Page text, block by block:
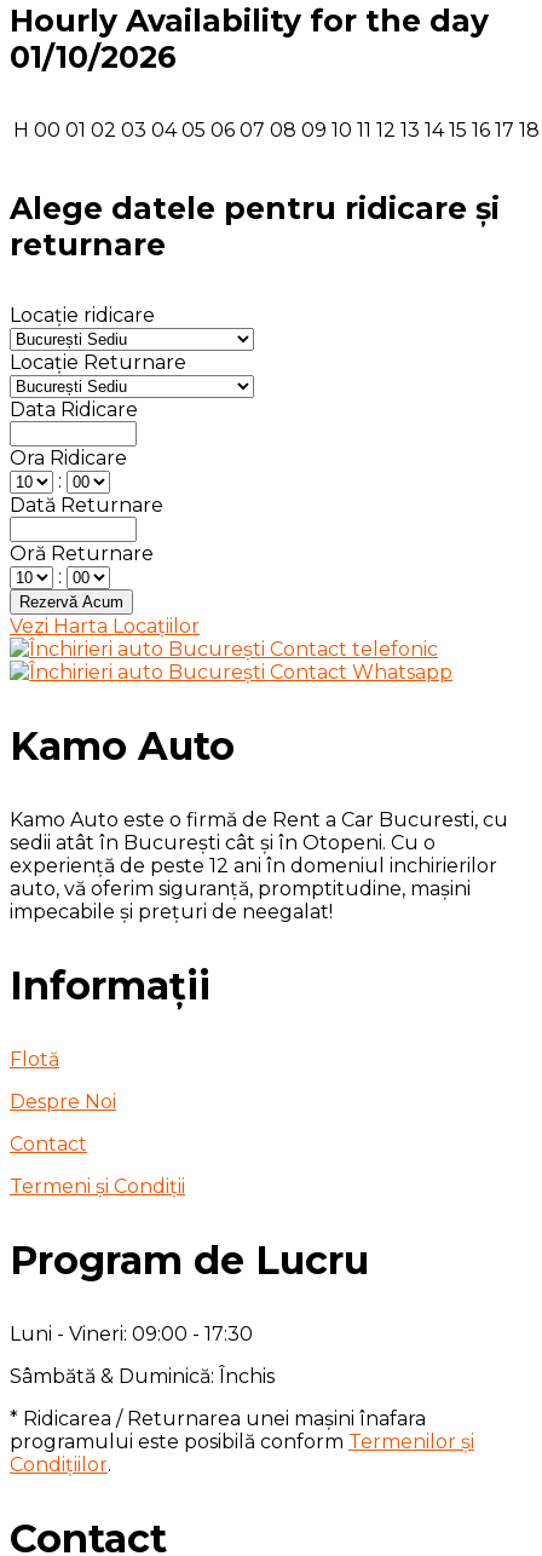
Hourly Availability for the day
01/10/2026
H 00 01 02 03 04 05 06 07 08 09 10 11 12 13 14 15 16 17 18
Alege datele pentru ridicare și
returnare
Locație ridicare
Locație Returnare
Data Ridicare
Ora Ridicare
:
Dată Returnare
Oră Returnare
:
Vezi Harta Locațiilor
Kamo Auto
Kamo Auto este o firmă de Rent a Car Bucuresti, cu
sedii atât în București cât și în Otopeni. Cu o
experiență de peste 12 ani în domeniul inchirierilor
auto, vă oferim siguranță, promptitudine, mașini
impecabile și prețuri de neegalat!
Informații
Flotă
Despre Noi
Contact
Termeni și Condiții
Program de Lucru
Luni - Vineri: 09:00 - 17:30
Sâmbătă & Duminică: Închis
* Ridicarea / Returnarea unei mașini înafara
programului este posibilă conform Termenilor și
Condițiilor.
Contact